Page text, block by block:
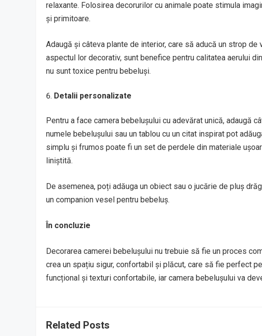
relaxante. Folosirea decorurilor cu animale poate stimula
și primitoare.
Adaugă și câteva plante de interior, care să aducă un strop
aspectul lor decorativ, sunt benefice pentru calitatea aerului
nu sunt toxice pentru bebeluși.
Detalii personalizate
Pentru a face camera bebelușului cu adevărat unică, adaugă
numele bebelușului sau un tablou cu un citat inspirat pot
simplu și frumos poate fi un set de perdele din materiale
liniștită.
De asemenea, poți adăuga un obiect sau o jucărie de pluș
un companion vesel pentru bebeluș.
În concluzie
Decorarea camerei bebelușului nu trebuie să fie un proces
crea un spațiu sigur, confortabil și plăcut, care să fie perfect
funcțional și texturi confortabile, iar camera bebelușului va
Related Posts